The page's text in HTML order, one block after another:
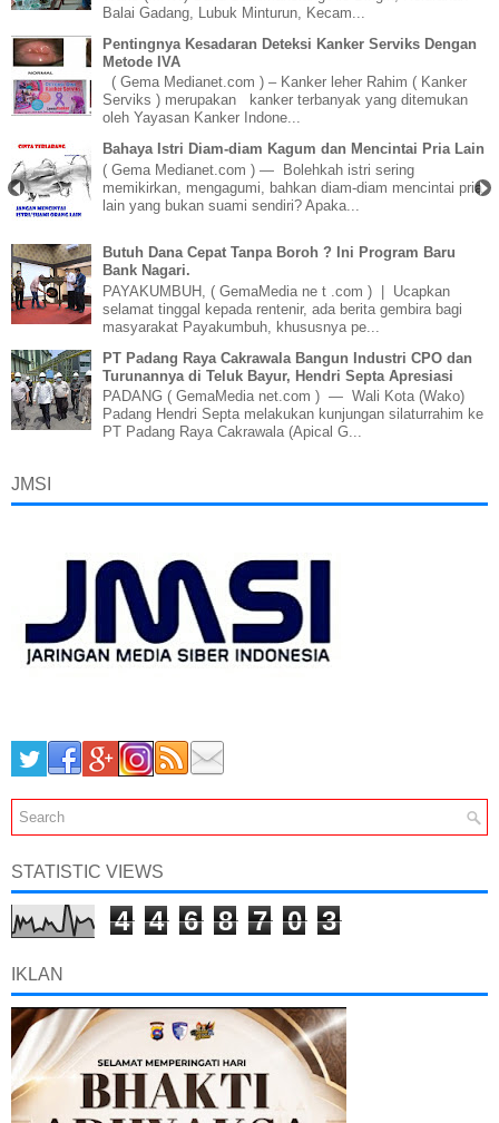
Balai Gadang, Lubuk Minturun, Kecam...
Pentingnya Kesadaran Deteksi Kanker Serviks Dengan
Metode IVA
( Gema Medianet.com ) – Kanker leher Rahim ( Kanker
Serviks ) merupakan kanker terbanyak yang ditemukan
oleh Yayasan Kanker Indone...
Bahaya Istri Diam-diam Kagum dan Mencintai Pria Lain
( Gema Medianet.com ) — Bolehkah istri sering
memikirkan, mengagumi, bahkan diam-diam mencintai pria
lain yang bukan suami sendiri? Apaka...
Butuh Dana Cepat Tanpa Boroh ? Ini Program Baru
Bank Nagari.
PAYAKUMBUH, ( GemaMedia ne t .com ) | Ucapkan
selamat tinggal kepada rentenir, ada berita gembira bagi
masyarakat Payakumbuh, khususnya pe...
PT Padang Raya Cakrawala Bangun Industri CPO dan
Turunannya di Teluk Bayur, Hendri Septa Apresiasi
PADANG ( GemaMedia net.com ) — Wali Kota (Wako)
Padang Hendri Septa melakukan kunjungan silaturrahim ke
PT Padang Raya Cakrawala (Apical G...
JMSI
STATISTIC VIEWS
4 4 6 8 7 0 3
IKLAN